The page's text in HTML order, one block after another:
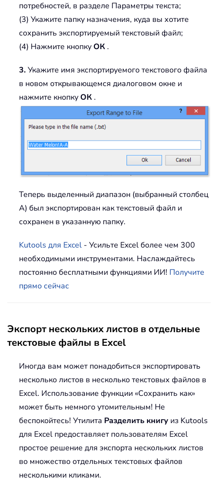
потребностей, в разделе Параметры текста;
(3) Укажите папку назначения, куда вы хотите
сохранить экспортируемый текстовый файл;
(4) Нажмите кнопкуОК .
3.Укажите имя экспортируемого текстового файла
в новом открывающемся диалоговом окне и
нажмите кнопкуОК .
Теперь выделенный диапазон (выбранный столбец
A) был экспортирован как текстовый файл и
сохранен в указанную папку.
Kutools для Excel - Усильте Excel более чем 300
необходимыми инструментами. Наслаждайтесь
постоянно бесплатными функциями ИИ! Получите
прямо сейчас
Экспорт нескольких листов в отдельные
текстовые файлы в Excel
Иногда вам может понадобиться экспортировать
несколько листов в несколько текстовых файлов в
Excel. Использование функции «Сохранить как»
может быть немного утомительным! Не
беспокойтесь! Утилита Разделить книгу из Kutools
для Excel предоставляет пользователям Excel
простое решение для экспорта нескольких листов
во множество отдельных текстовых файлов
несколькими кликами.